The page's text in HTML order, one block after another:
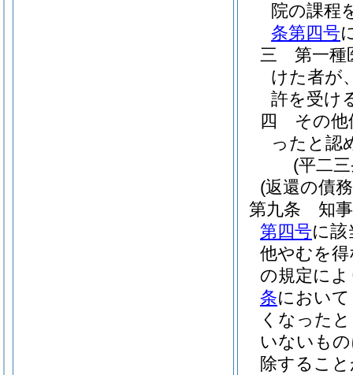
院の課程
条第四号
三
第一種
けた者が
許を受け
四
その
ったと認
(平二
(返還の債
第九条
知
第四号に該
他やむを
の規定に
条におい
くなった
いないも
除するこ